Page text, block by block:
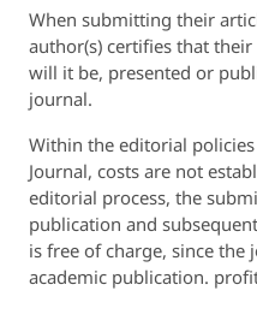
When submitting their
author(s) certifies that
will it be, presented or
journal.
Within the editorial
Journal, costs are not
editorial process, the
publication and
is free of charge, since
academic publication.